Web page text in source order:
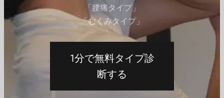
「腰痛タイプ」
「むくみタイプ」
1分で無料タイプ診
断する
動作や物を持ち上げる際の機能的な強化が図れ
ます。
トレーニングバリエーション
リバースグリップを使用することで、トレーニ
ングのバリエーションを追加できます。これに
よって、上腕三頭筋に新たな刺激を与えて成長